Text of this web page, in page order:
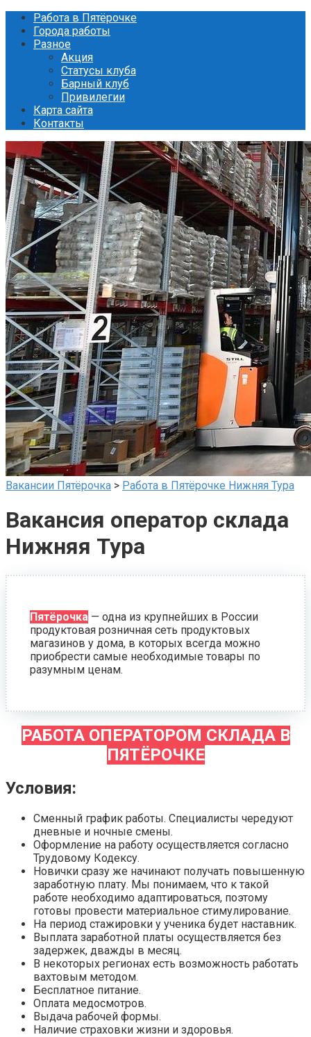
Перейти
контенту
Работа в Пятёрочке
Города работы
Разное
Акция
Статусы клуба
Барный клуб
Привилегии
Карта сайта
Контакты
Вакансии Пятёрочка > Работа в Пятёрочке Нижняя Тура
Вакансия оператор склада
Нижняя Тура
Пятёрочка — одна из крупнейших в России
продуктовая розничная сеть продуктовых
магазинов у дома, в которых всегда можно
приобрести самые необходимые товары по
разумным ценам.
РАБОТА ОПЕРАТОРОМ СКЛАДА В
ПЯТЁРОЧКЕ
Условия:
Сменный график работы. Специалисты чередуют
дневные и ночные смены.
Оформление на работу осуществляется согласно
Трудовому Кодексу.
Новички сразу же начинают получать повышенную
заработную плату. Мы понимаем, что к такой
работе необходимо адаптироваться, поэтому
готовы провести материальное стимулирование.
На период стажировки у ученика будет наставник.
Выплата заработной платы осуществляется без
задержек, дважды в месяц.
В некоторых регионах есть возможность работать
вахтовым методом.
Бесплатное питание.
Оплата медосмотров.
Выдача рабочей формы.
Наличие страховки жизни и здоровья.